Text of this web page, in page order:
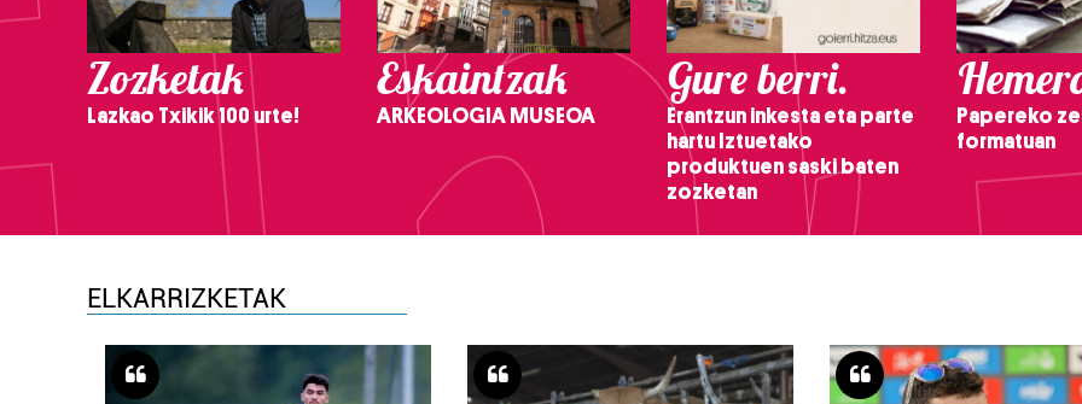
Zozketak
Lazkao Txikik 100 urte!
Eskaintzak
ARKEOLOGIA MUSEOA
Gure berri.
Erantzun inkesta eta parte
hartu Iztuetako
produktuen saski baten
zozketan
Papereko
formatuan
ELKARRIZKETAK